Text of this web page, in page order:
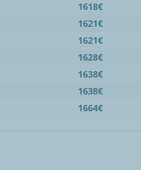
1618€
1621€
1621€
1628€
1638€
1638€
1664€